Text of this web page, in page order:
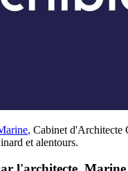
, Cabinet d'Architecte
et alentours.